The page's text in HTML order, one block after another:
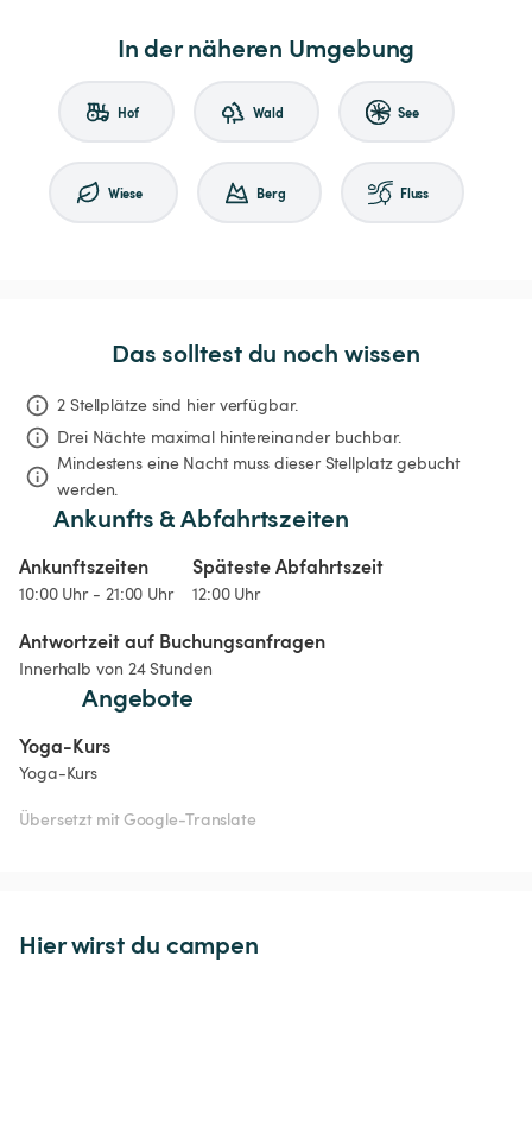
In der näheren Umgebung
Hof Wald See
Wiese Berg Fluss
Das solltest du noch wissen
2 Stellplätze sind hier verfügbar.
Drei Nächte maximal hintereinander buchbar.
Mindestens eine Nacht muss dieser Stellplatz gebucht
werden.
Ankunfts & Abfahrtszeiten
Ankunftszeiten
10:00 Uhr - 21:00 Uhr
Späteste Abfahrtszeit
12:00 Uhr
Antwortzeit auf Buchungsanfragen
Innerhalb von 24 Stunden
Angebote
Yoga-Kurs
Yoga-Kurs
Übersetzt mit Google-Translate
Hier wirst du campen